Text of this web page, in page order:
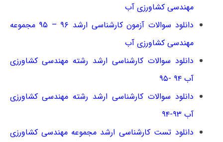
مهندسی کشاورزی آب
دانلود سوالات آزمون کارشناسی ارشد ۹۶ – ۹۵ مجموعه
مهندسی کشاورزی آب
دانلود سوالات کارشناسی ارشد رشته مهندسی کشاورزی
آب ۹۴ -۹۵
دانلود سوالات کارشناسی ارشد رشته مهندسی کشاورزی
آب ۹۳-۹۴
دانلود تست کارشناسی ارشد مجموعه مهندسی کشاورزی